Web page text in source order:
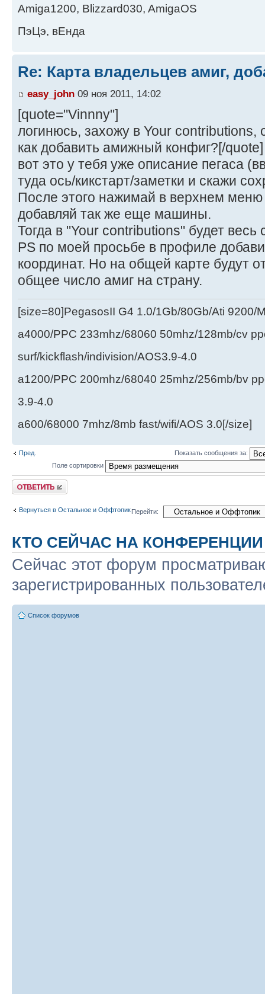
Amiga1200, Blizzard030, AmigaOS
ПэЦэ, вЕнда
Re: Карта владельцев амиг,
easy_john 09 ноя 2011, 14:02
[quote="Vinnny"]
логинюсь, захожу в Your contributions,
как добавить амижный конфиг?[/quote]
вот это у тебя уже описание пегаса
туда ось/кикстарт/заметки и скажи
После этого нажимай в верхнем
добавляй так же еще машины.
Тогда в "Your contributions" будет весь
PS по моей просьбе в профиле
координат. Но на общей карте будут
общее число амиг на страну.
[size=80]PegasosII G4 1.0/1Gb/80Gb/Ati 9200/
a4000/PPC 233mhz/68060 50mhz/128mb/cv
surf/kickflash/indivision/AOS3.9-4.0
a1200/PPC 200mhz/68040 25mhz/256mb/bv
3.9-4.0
a600/68000 7mhz/8mb fast/wifi/AOS 3.0[/size]
Пред.
Показать сообщения за:
Поле сортировки
Ответить
Вернуться в Остальное и ОффтопикПерейти:
КТО СЕЙЧАС НА КОНФЕРЕНЦИИ
Сейчас этот форум
зарегистрированных
Список форумов